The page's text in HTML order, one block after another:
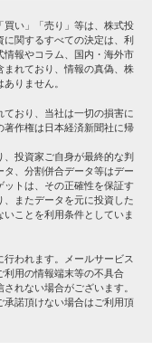
買い」「売り」等は、株式投
関するすべての決定は、利
情報やコラム、国内・海外市
まれており、情報の真偽、株
りません。
おり、当社は一切の損害に
著作権は日本経済新聞社に帰
投資家ご自身が最終的な判
、分割併合データ等はデー
ットは、その正確性を保証す
またデータを元に投資した
ことを利用条件としていま
われます。メールサービス
利用の情報端末等の不具合
れない場合がございます。
承諾頂けない場合はご利用頂